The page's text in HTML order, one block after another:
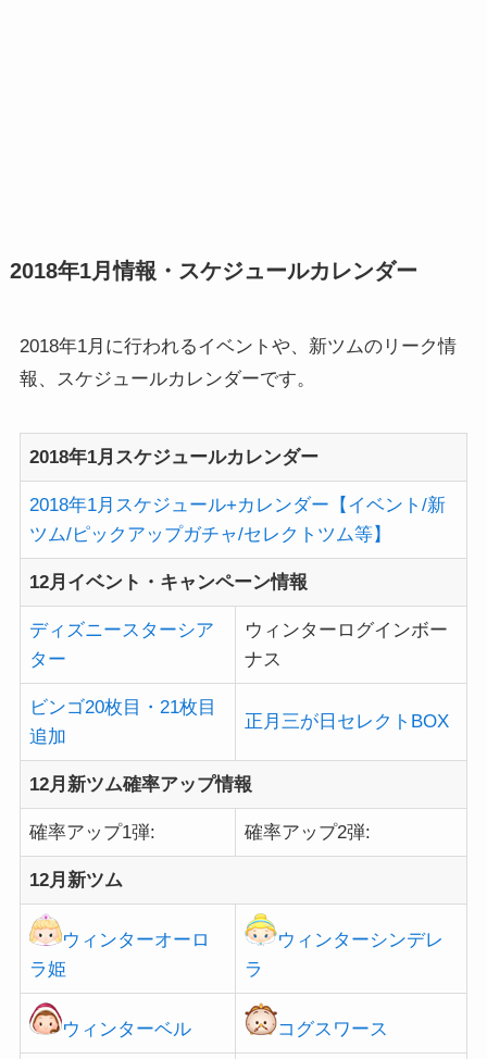
2018年1月情報・スケジュールカレンダー
2018年1月に行われるイベントや、新ツムのリーク情
報、スケジュールカレンダーです。
2018年1月スケジュールカレンダー
2018年1月スケジュール+カレンダー【イベント/新
ツム/ピックアップガチャ/セレクトツム等】
12月イベント・キャンペーン情報
ディズニースターシア
ター
ウィンターログインボー
ナス
ビンゴ20枚目・21枚目
追加
正月三が日セレクトBOX
12月新ツム確率アップ情報
確率アップ1弾: 確率アップ2弾:
12月新ツム
ウィンターオーロ
ラ姫
ウィンターシンデレ
ラ
ウィンターベル コグスワース